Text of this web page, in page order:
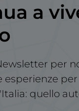
a
per
esperienze
quello